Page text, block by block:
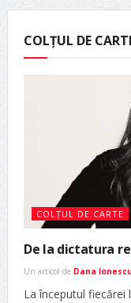
COLȚUL DE
COLȚUL DE CARTE
De la dictatura
Un articol de Dana Ionescu
La începutul fiecărei